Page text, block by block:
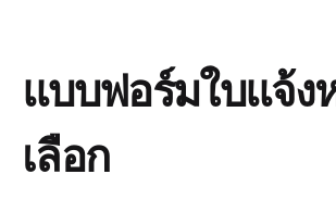
แบบฟอร์มใบแจ้ง
เลือก